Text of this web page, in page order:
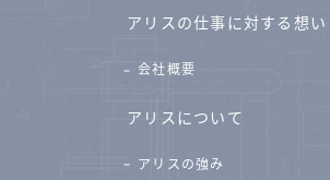
アリスの仕事に対する想い
会社概要
アリスについて
アリスの強み